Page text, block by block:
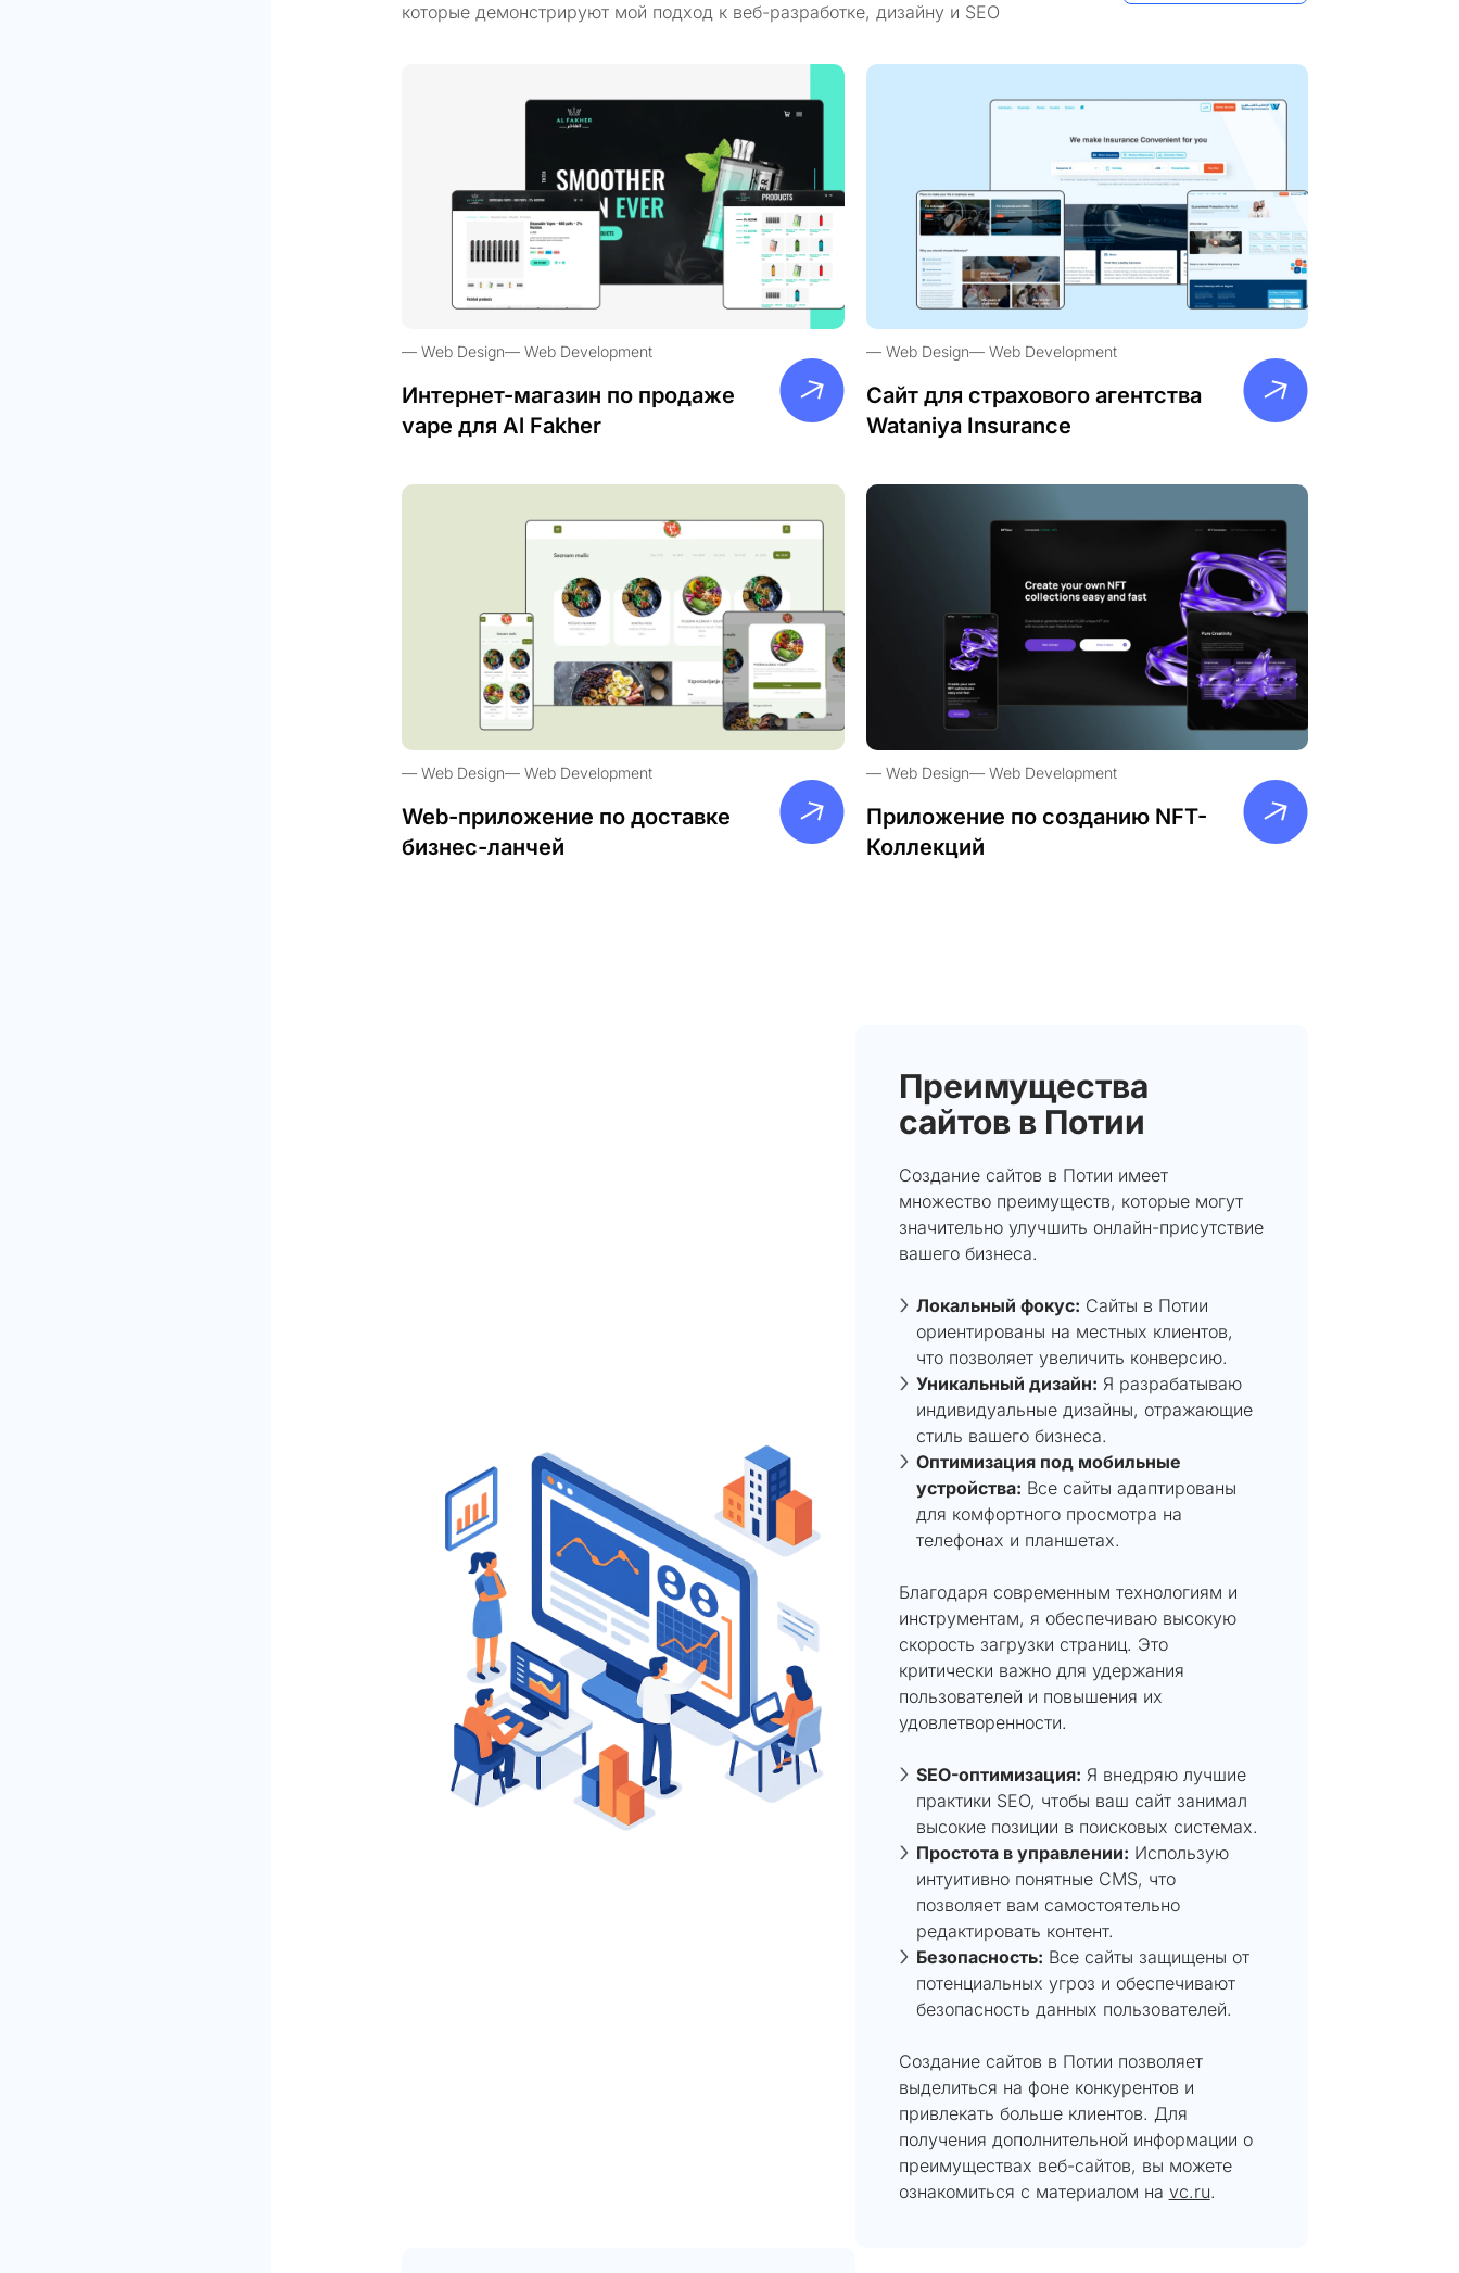
которые демонстрируют мой подход к веб-разработке, дизайну и SEO
Web Design Web Development
Интернет-магазин по продаже
vape для Al Fakher
Web Design Web Development
Сайт для страхового агентства
Wataniya Insurance
Web Design Web Development
Web-приложение по доставке
бизнес-ланчей
Web Design Web Development
Приложение по созданию NFT-
Коллекций
Преимущества
сайтов в Потии
Создание сайтов в Потии имеет
множество преимуществ, которые могут
значительно улучшить онлайн-присутствие
вашего бизнеса.
Локальный фокус: Сайты в Потии
ориентированы на местных клиентов,
что позволяет увеличить конверсию.
Уникальный дизайн: Я разрабатываю
индивидуальные дизайны, отражающие
стиль вашего бизнеса.
Оптимизация под мобильные
устройства: Все сайты адаптированы
для комфортного просмотра на
телефонах и планшетах.
Благодаря современным технологиям и
инструментам, я обеспечиваю высокую
скорость загрузки страниц. Это
критически важно для удержания
пользователей и повышения их
удовлетворенности.
SEO-оптимизация: Я внедряю лучшие
практики SEO, чтобы ваш сайт занимал
высокие позиции в поисковых системах.
Простота в управлении: Использую
интуитивно понятные CMS, что
позволяет вам самостоятельно
редактировать контент.
Безопасность: Все сайты защищены от
потенциальных угроз и обеспечивают
безопасность данных пользователей.
Создание сайтов в Потии позволяет
выделиться на фоне конкурентов и
привлекать больше клиентов. Для
получения дополнительной информации о
преимуществах веб-сайтов, вы можете
ознакомиться с материалом на vc.ru.